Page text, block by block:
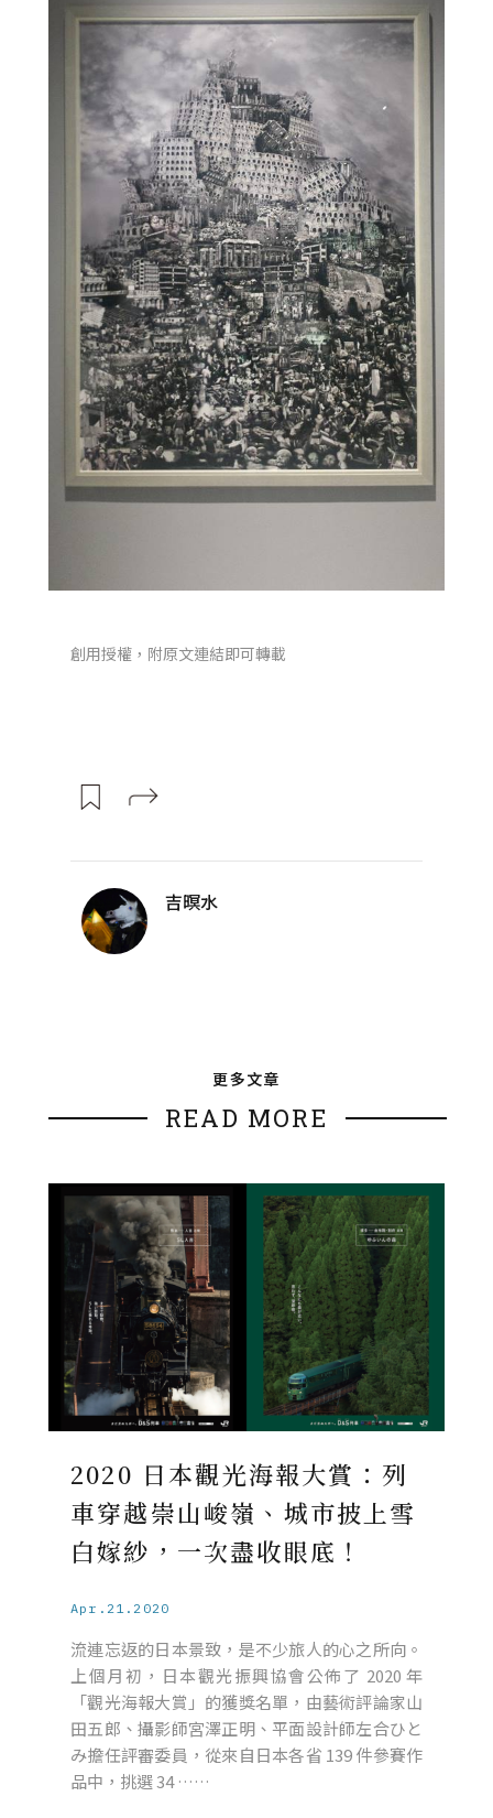
創用授權，附原文連結即可轉載
吉暝水
更多文章
READ MORE
2020 日本觀光海報大賞：列
車穿越崇山峻嶺、城市披上雪
白嫁紗，一次盡收眼底！
Apr.21.2020
流連忘返的日本景致，是不少旅人的心之所向。
上個月初，日本觀光振興協會公佈了 2020 年
「觀光海報大賞」的獲獎名單，由藝術評論家山
田五郎、攝影師宮澤正明、平面設計師左合ひと
み擔任評審委員，從來自日本各省 139 件參賽作
品中，挑選 34 ……